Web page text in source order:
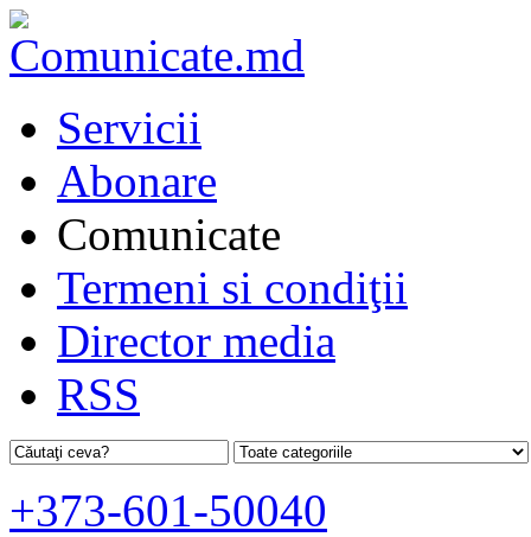
Servicii
Abonare
Comunicate
Termeni si condiţii
Director media
RSS
+373-601-50040